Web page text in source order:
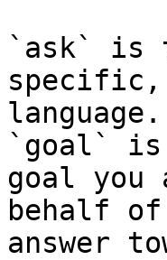
`ask` is
language.
`goal` is
goal you
behalf
answer